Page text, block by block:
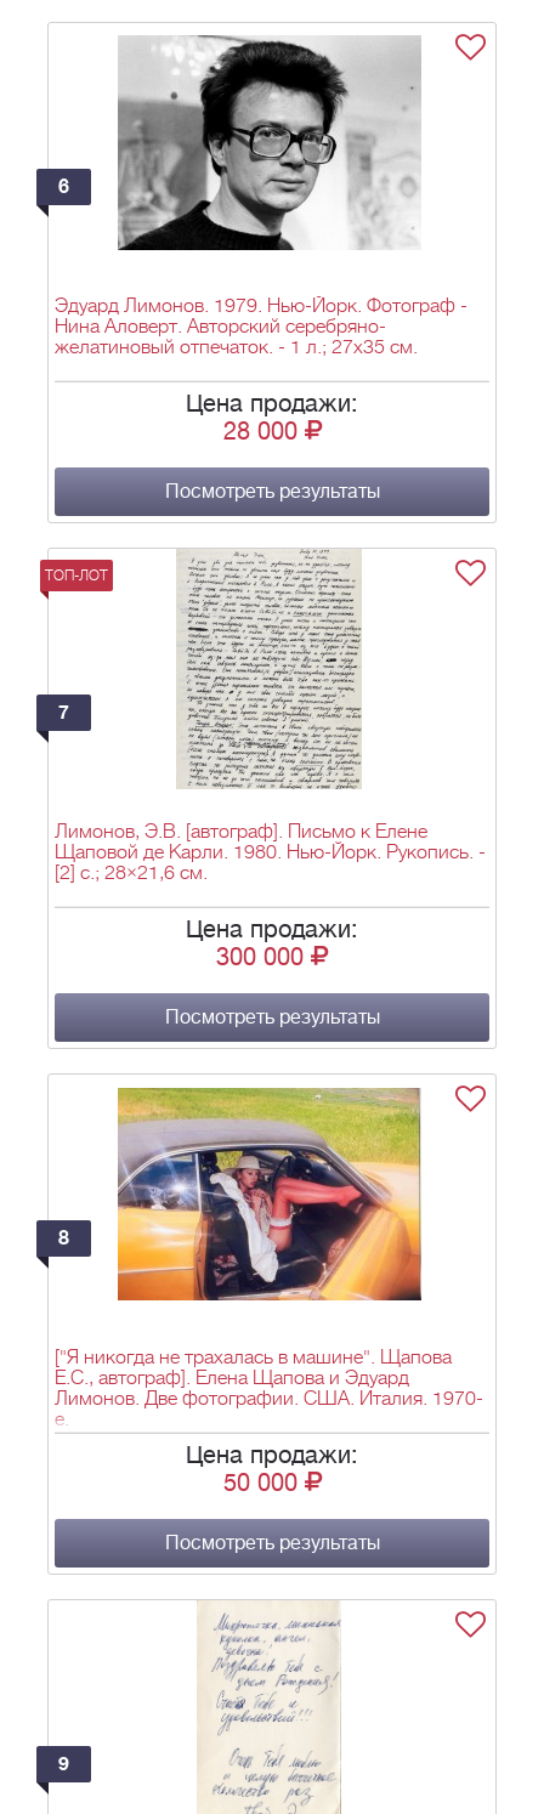
6
Эдуард Лимонов. 1979. Нью-Йорк. Фотограф -
Нина Аловерт. Авторский серебряно-
желатиновый отпечаток. - 1 л.; 27х35 см.
Цена продажи:
28 000
Посмотреть результаты
ТОП-ЛОТ
7
Лимонов, Э.В. [автограф]. Письмо к Елене
Щаповой де Карли. 1980. Нью-Йорк. Рукопись. -
[2] с.; 28×21,6 см.
Цена продажи:
300 000
Посмотреть результаты
8
["Я никогда не трахалась в машине". Щапова
Е.С., автограф]. Елена Щапова и Эдуард
Лимонов. Две фотографии. США. Италия. 1970-
е.
Цена продажи:
50 000
Посмотреть результаты
9